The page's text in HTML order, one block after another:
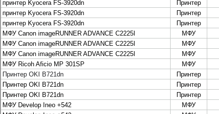
Принтеры и МФУ и факсы Brother
Плоттеры и МФУ Oce
Плоттеры и МФУ Oce
Цифровые системы Oce VarioPrint DP Line
МФУ, сканеры, плоттеры и принтеры Canon
Плоттеры Canon
Принтеры и МФУ Canon
Сканеры Canon
Распродажа картриджей Canon
МФУ, сканеры, плоттеры и принтеры HP
Принтеры и МФУ HP
Плоттеры hp
МФУ, копиры и принтеры OKI